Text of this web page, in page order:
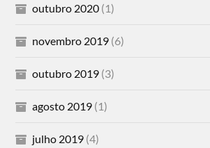
outubro 2020 (1)
novembro 2019 (6)
outubro 2019 (3)
agosto 2019 (1)
julho 2019 (4)